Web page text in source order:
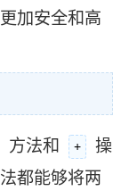
加安全和高
方法和 +
操
都能够将两